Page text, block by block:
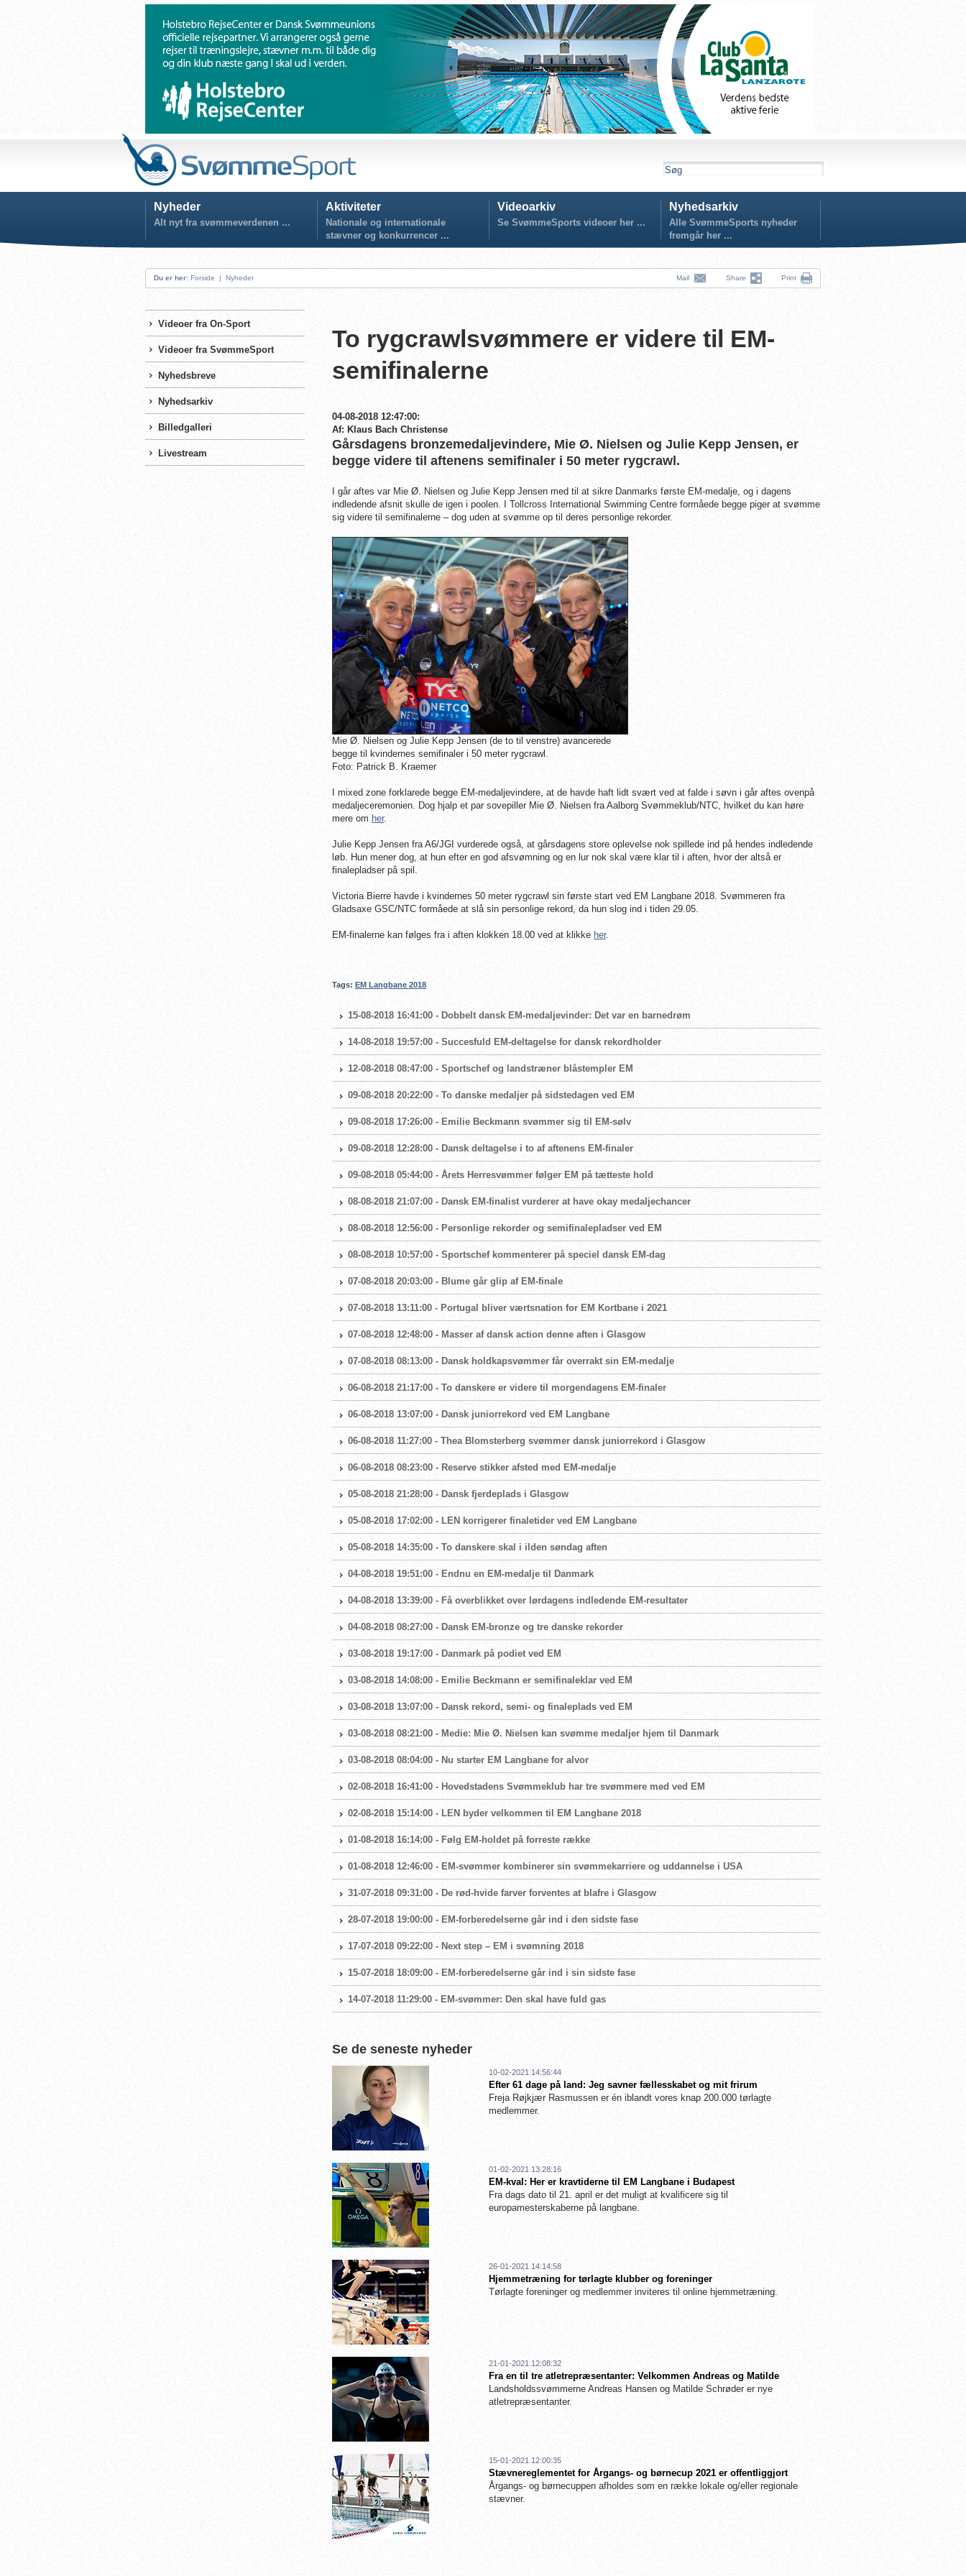
Nyheder
Alt nyt fra svømmeverdenen ...
Aktiviteter
Nationale og internationale
stævner og konkurrencer ...
Videoarkiv
Se SvømmeSports videoer her ...
Nyhedsarkiv
Alle SvømmeSports nyheder
fremgår her ...
Du er her: Forside | Nyheder Mail Share Print
Videoer fra On-Sport
Videoer fra SvømmeSport
Nyhedsbreve
Nyhedsarkiv
Billedgalleri
Livestream
To rygcrawlsvømmere er videre til EM-
semifinalerne
04-08-2018 12:47:00:
Af: Klaus Bach Christense
Gårsdagens bronzemedaljevindere, Mie Ø. Nielsen og Julie Kepp Jensen, er
begge videre til aftenens semifinaler i 50 meter rygcrawl.
I går aftes var Mie Ø. Nielsen og Julie Kepp Jensen med til at sikre Danmarks første EM-medalje, og i dagens
indledende afsnit skulle de igen i poolen. I Tollcross International Swimming Centre formåede begge piger at svømme
sig videre til semifinalerne – dog uden at svømme op til deres personlige rekorder.
Mie Ø. Nielsen og Julie Kepp Jensen (de to til venstre) avancerede
begge til kvindernes semifinaler i 50 meter rygcrawl.
Foto: Patrick B. Kraemer
I mixed zone forklarede begge EM-medaljevindere, at de havde haft lidt svært ved at falde i søvn i går aftes ovenpå
medaljeceremonien. Dog hjalp et par sovepiller Mie Ø. Nielsen fra Aalborg Svømmeklub/NTC, hvilket du kan høre
mere om her.
Julie Kepp Jensen fra A6/JGI vurderede også, at gårsdagens store oplevelse nok spillede ind på hendes indledende
løb. Hun mener dog, at hun efter en god afsvømning og en lur nok skal være klar til i aften, hvor der altså er
finalepladser på spil.
Victoria Bierre havde i kvindernes 50 meter rygcrawl sin første start ved EM Langbane 2018. Svømmeren fra
Gladsaxe GSC/NTC formåede at slå sin personlige rekord, da hun slog ind i tiden 29.05.
EM-finalerne kan følges fra i aften klokken 18.00 ved at klikke her.
Tags: EM Langbane 2018
15-08-2018 16:41:00 - Dobbelt dansk EM-medaljevinder: Det var en barnedrøm
14-08-2018 19:57:00 - Succesfuld EM-deltagelse for dansk rekordholder
12-08-2018 08:47:00 - Sportschef og landstræner blåstempler EM
09-08-2018 20:22:00 - To danske medaljer på sidstedagen ved EM
09-08-2018 17:26:00 - Emilie Beckmann svømmer sig til EM-sølv
09-08-2018 12:28:00 - Dansk deltagelse i to af aftenens EM-finaler
09-08-2018 05:44:00 - Årets Herresvømmer følger EM på tætteste hold
08-08-2018 21:07:00 - Dansk EM-finalist vurderer at have okay medaljechancer
08-08-2018 12:56:00 - Personlige rekorder og semifinalepladser ved EM
08-08-2018 10:57:00 - Sportschef kommenterer på speciel dansk EM-dag
07-08-2018 20:03:00 - Blume går glip af EM-finale
07-08-2018 13:11:00 - Portugal bliver værtsnation for EM Kortbane i 2021
07-08-2018 12:48:00 - Masser af dansk action denne aften i Glasgow
07-08-2018 08:13:00 - Dansk holdkapsvømmer får overrakt sin EM-medalje
06-08-2018 21:17:00 - To danskere er videre til morgendagens EM-finaler
06-08-2018 13:07:00 - Dansk juniorrekord ved EM Langbane
06-08-2018 11:27:00 - Thea Blomsterberg svømmer dansk juniorrekord i Glasgow
06-08-2018 08:23:00 - Reserve stikker afsted med EM-medalje
05-08-2018 21:28:00 - Dansk fjerdeplads i Glasgow
05-08-2018 17:02:00 - LEN korrigerer finaletider ved EM Langbane
05-08-2018 14:35:00 - To danskere skal i ilden søndag aften
04-08-2018 19:51:00 - Endnu en EM-medalje til Danmark
04-08-2018 13:39:00 - Få overblikket over lørdagens indledende EM-resultater
04-08-2018 08:27:00 - Dansk EM-bronze og tre danske rekorder
03-08-2018 19:17:00 - Danmark på podiet ved EM
03-08-2018 14:08:00 - Emilie Beckmann er semifinaleklar ved EM
03-08-2018 13:07:00 - Dansk rekord, semi- og finaleplads ved EM
03-08-2018 08:21:00 - Medie: Mie Ø. Nielsen kan svømme medaljer hjem til Danmark
03-08-2018 08:04:00 - Nu starter EM Langbane for alvor
02-08-2018 16:41:00 - Hovedstadens Svømmeklub har tre svømmere med ved EM
02-08-2018 15:14:00 - LEN byder velkommen til EM Langbane 2018
01-08-2018 16:14:00 - Følg EM-holdet på forreste række
01-08-2018 12:46:00 - EM-svømmer kombinerer sin svømmekarriere og uddannelse i USA
31-07-2018 09:31:00 - De rød-hvide farver forventes at blafre i Glasgow
28-07-2018 19:00:00 - EM-forberedelserne går ind i den sidste fase
17-07-2018 09:22:00 - Next step – EM i svømning 2018
15-07-2018 18:09:00 - EM-forberedelserne går ind i sin sidste fase
14-07-2018 11:29:00 - EM-svømmer: Den skal have fuld gas
Se de seneste nyheder
10-02-2021 14:56:44
Efter 61 dage på land: Jeg savner fællesskabet og mit frirum
Freja Røjkjær Rasmussen er én iblandt vores knap 200.000 tørlagte
medlemmer.
01-02-2021 13:28:16
EM-kval: Her er kravtiderne til EM Langbane i Budapest
Fra dags dato til 21. april er det muligt at kvalificere sig til
europamesterskaberne på langbane.
26-01-2021 14:14:58
Hjemmetræning for tørlagte klubber og foreninger
Tørlagte foreninger og medlemmer inviteres til online hjemmetræning.
21-01-2021 12:08:32
Fra en til tre atletrepræsentanter: Velkommen Andreas og Matilde
Landsholdssvømmerne Andreas Hansen og Matilde Schrøder er nye
atletrepræsentanter.
15-01-2021 12:00:35
Stævnereglementet for Årgangs- og børnecup 2021 er offentliggjort
Årgangs- og børnecuppen afholdes som en række lokale og/eller regionale
stævner.